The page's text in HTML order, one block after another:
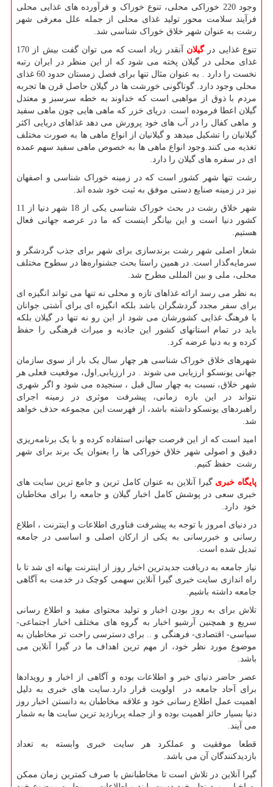
وجود 220 خوراکی محلی، تنوع خوراک و فرآورده های غذایی محلی
فرآیند سلامت محور تولید غذای محلی از جمله علل معرفی شهر
رشت به عنوان شهر خلاق خوراک شناسی شد.
تنوع غذایی درگیلان
آنقدر زیاد است که می توان گفت بیش از 170
غذای محلی در گیلان پخته می شود که از این منظر در ایران رتبه
نخست را دارد . به عنوان مثال تنها برای فصل زمستان حدود 60 غذای
محلی وجود دارد. گوناگونی خورشت ها در گیلان حاصل قرن ها تجربه
مردم با ذوق از مواهبی است که خداوند به خطه سرسبز و معتدل
گیلان اعطا فرموده است. دریای خزر که ماهی هایی چون ماهی سفید
و ماهی کفال را در آب های خود پرورش می دهد غذاهای دریایی اکثر
گیلانیان را تشکیل میدهد و گیلانیان از انواع ماهی ها به صورت مختلف
تغذیه می کنند.وجود انواع ماهی ها به خصوص ماهی سفید سهم عمده
ای در سفره های گیلان را دارد.
رشت تنها شهر کشور است که در زمینه خوراک شناسی و اصفهان
نیز در زمینه صنایع دستی موفق به ثبت خود شده اند.
شهر خلاق رشت در بحث خوراک شناسی یکی از 18 شهر دنیا از 11
کشور دنیا است و این بیانگر اینست که ما در عرصه جهانی فعال
هستیم.
شعار اصلی شهر رشت برندسازی برای شهر برای جذب گردشگر و
سرمایه‌گذار است. در همین راستا بحث جشنواره‌ها در سطوح مختلف
محلی، ملی و بین المللی مطرح شد.
به نظر می رسد ارائه غذاهای تازه و محلی نه تنها می تواند انگیزه ای
برای سفر مجدد گردشگران باشد بلکه انگیزه ای برای آشتی جوانان
با فرهنگ غذایی کشورشان می شود از این رو نه تنها در گیلان بلکه
باید در تمام استانهای کشور این جاذبه و میراث فرهنگی را حفظ
کرده و به دنیا عرضه کرد.
شهرهای خلاق خوراک شناسی هر چهار سال یک بار از سوی سازمان
جهانی یونسکو ارزیابی می شوند . در ارزیابی ِاول، موقعیت فعلی هر
شهر خلاق، نسبت به چهار سال قبل ، سنجیده می شود و اگر شهری
نتواند در این بازه زمانی، پیشرفت موثری در زمینه اجرای
راهبردهای یونسکو داشته باشد، از فهرست این مجموعه حذف خواهد
شد.
امید است که از این فرصت جهانی استفاده کرده و با یک برنامه‌ریزی
دقیق و اصولی شهر خلاق خوراکی ها را بعنوان یک برند برای شهر
رشت حفظ کنیم.
پایگاه خبری گیرا آنلاین به عنوان کامل ترین و جامع ترین سایت های
خبری سعی در پوشش کامل اخبار گیلان و جامعه را برای مخاطبان
خود دارد.
در دنیای امروز با توجه به پیشرفت فناوری اطلاعات و اینترنت ، اطلاع
رسانی و خبررسانی به یکی از ارکان اصلی و اساسی در جامعه
تبدیل شده است.
نیاز جامعه به دریافت جدیدترین اخبار روز از اینترنت بهانه ای شد تا با
راه اندازی سایت خبری گیرا آنلاین سهمی کوچک در خدمت به آگاهی
جامعه داشته باشیم.
تلاش برای به روز بودن اخبار و تولید محتوای مفید و اطلاع رسانی
سریع و همچنین آرشیو اخبار به گروه های مختلف اخبار اجتماعی-
سیاسی- اقتصادی- فرهنگی و .. برای دسترسی راحت تر مخاطبان به
موضوع مورد نظر خود، از مهم ترین اهداف ما در گیرا آنلاین می
باشد.
عصر حاضر دنیای خبر و اطلاعات بوده و آگاهی از اخبار و رویدادها
برای آحاد جامعه در اولویت قرار دارد.سایت های خبری به دلیل
اهمیت عمل اطلاع رسانی خود و علاقه مخاطبان به دانستن اخبار روز
دنیا بسیار حائز اهمیت بوده و از جمله پربازدید ترین سایت ها به شمار
می آیند.
قطعا موفقیت و عملکرد هر سایت خبری وابسته به تعداد
بازدیدکنندگان آن می باشد.
گیرا آنلاین در تلاش است تا مخاطبانش با صرف کمترین زمان ممکن